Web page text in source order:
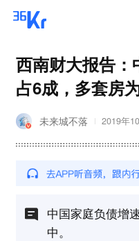
西南财大报告：
占6成，多套房
未来城不落 2019年
中国家庭负债增
中。